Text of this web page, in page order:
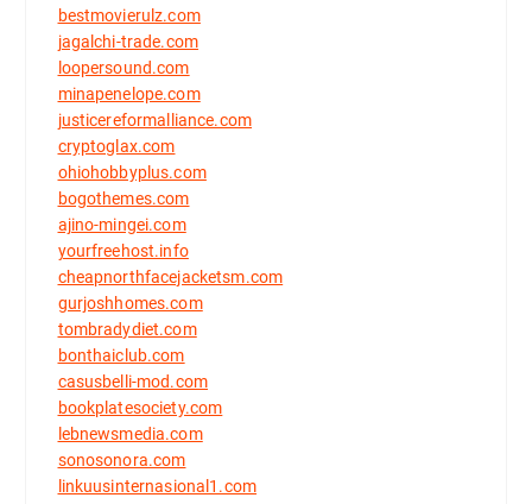
bestmovierulz.com
jagalchi-trade.com
loopersound.com
minapenelope.com
justicereformalliance.com
cryptoglax.com
ohiohobbyplus.com
bogothemes.com
ajino-mingei.com
yourfreehost.info
cheapnorthfacejacketsm.com
gurjoshhomes.com
tombradydiet.com
bonthaiclub.com
casusbelli-mod.com
bookplatesociety.com
lebnewsmedia.com
sonosonora.com
linkuusinternasional1.com